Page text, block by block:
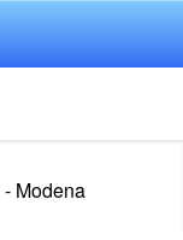
Modena